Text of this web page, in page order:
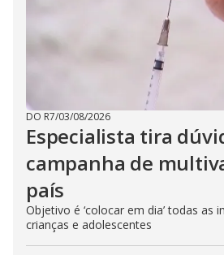
DO R7/03/08/2026
Especialista tira
campanha de
país
Objetivo é ‘colocar em dia’ todas as
crianças e adolescentes